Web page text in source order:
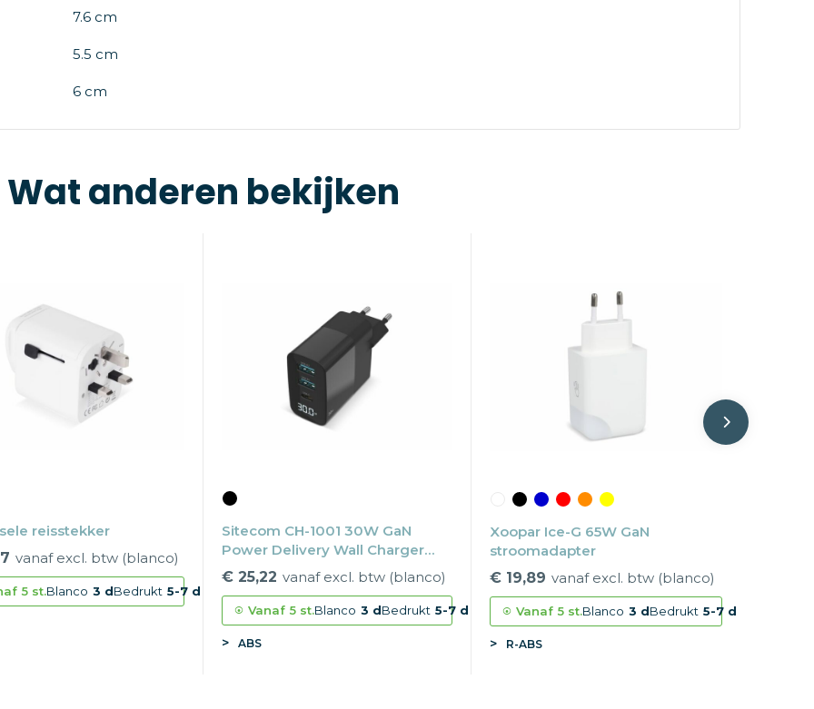
7.6 cm
5.5 cm
6 cm
Wat anderen bekijken
reisstekker
vanaf excl. btw (blanco)
5 st.Blanco 3 dBedrukt 5-7 d
Sitecom CH-1001 30W GaN
Power Delivery Wall Charger
with LED display
€ 25,22 vanaf excl. btw (blanco)
Vanaf 5 st.Blanco 3 dBedrukt 5-7 d
ABS
Xoopar Ice-G 65W GaN
stroomadapter
€ 19,89 vanaf excl. btw (blanco)
Vanaf 5 st.Blanco 3 dBedrukt 5-7 d
R-ABS